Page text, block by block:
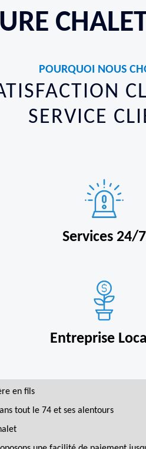
POURQUOI NOUS
SERVICE
Services 24/7
Entreprise
en fils
tout le 74 et ses alentours